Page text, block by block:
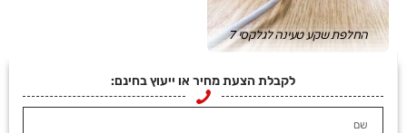
החלפת שקע טעינה לגלקסי 7
לקבלת הצעת מחיר או ייעוץ בחינם: